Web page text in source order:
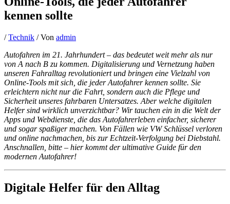
kennen sollte
/Technik / Von admin
Autofahren im 21. Jahrhundert – das bedeutet weit mehr als nur
von A nach B zu kommen. Digitalisierung und Vernetzung haben
unseren Fahralltag revolutioniert und bringen eine Vielzahl von
Online-Tools mit sich, die jeder Autofahrer kennen sollte. Sie
erleichtern nicht nur die Fahrt, sondern auch die Pflege und
Sicherheit unseres fahrbaren Untersatzes. Aber welche digitalen
Helfer sind wirklich unverzichtbar? Wir tauchen ein in die Welt der
Apps und Webdienste, die das Autofahrerleben einfacher, sicherer
und sogar spaßiger machen. Von Fällen wie VW Schlüssel verloren
und online nachmachen, bis zur Echtzeit-Verfolgung bei Diebstahl.
Anschnallen, bitte – hier kommt der ultimative Guide für den
modernen Autofahrer!
Digitale Helfer für den Alltag